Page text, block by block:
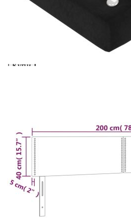
вноски на кредита.
Предоставената таблица е с
Добавете продукта в количката
количката" и при поръчка ще
Когато плащате с NewPay,
поръчката Ви вместо Вас. Вие
разполагате с три начина да я
Отложено до 30 дни от момента
поръчката без оскъпяване. За
400 лв. / €204,52
Плащане на 4 вноски.
поръчката си на момента с
разделя на 3 равни месечни
покупки на стойност до 1000
Плащане на 6 вноски.